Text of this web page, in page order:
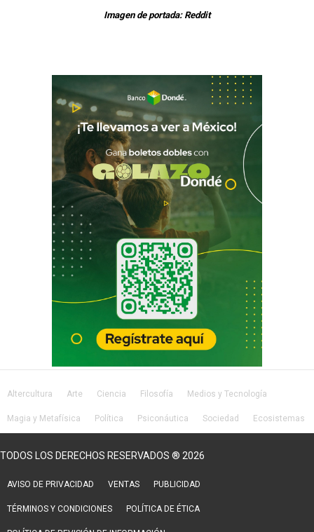
Imagen de portada: Reddit
Altercultura Arte Ciencia Filosofía Medios y Tecnología
Magia y Metafísica Política Psiconáutica Sociedad Ecosistemas
TODOS LOS DERECHOS RESERVADOS ® 2026
AVISO DE PRIVACIDAD VENTAS PUBLICIDAD
TÉRMINOS Y CONDICIONES POLÍTICA DE ÉTICA